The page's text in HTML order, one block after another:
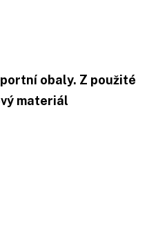
obaly. Z použité
materiál